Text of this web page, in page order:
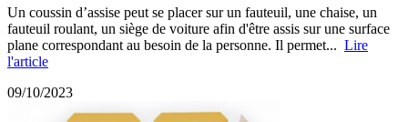
Un coussin d’assise peut se placer sur un fauteuil, une chaise, un
fauteuil roulant, un siège de voiture afin d'être assis sur une surface
plane correspondant au besoin de la personne. Il permet... Lire
l'article
09/10/2023